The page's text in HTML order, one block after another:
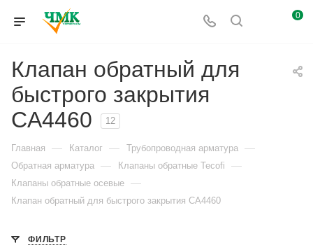
0
Клапан обратный для
быстрого закрытия
CA4460
12
Главная — Каталог — Трубопроводная арматура —
Обратная арматура — Клапаны обратные Tecofi —
Клапаны обратные осевые —
Клапан обратный для быстрого закрытия CA4460
ФИЛЬТР